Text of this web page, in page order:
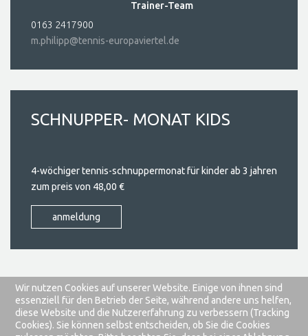
Trainer-Team
0163 2417900
m.philipp@tennis-europaviertel.de
SCHNUPPER- MONAT KIDS
4-wöchiger tennis-schnuppermonat für kinder ab 3 jahren
zum preis von 48,00 €
anmeldung
Impressum Datenschutzbestimmungen
joomla templates by joomla-monster.com
Wir nutzen Cookies auf unserer Website. Einige von ihnen sind
essenziell für den Betrieb der Seite, während andere uns helfen,
diese Website und die Nutzererfahrung zu verbessern (Tracking
Cookies). Sie können selbst entscheiden, ob Sie die Cookies